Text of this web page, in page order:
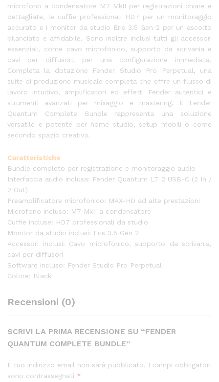
microfono a condensatore M7 MkII per registrazioni chiare e
dettagliate, le cuffie professionali HD7 per un monitoraggio
accurato e i monitor da studio Eris 3.5 Gen 2 per un ascolto
bilanciato e affidabile. Sono inoltre inclusi tutti gli accessori
essenziali, come cavo microfonico, supporto da scrivania e
cavi per diffusori, per una configurazione immediata.
Completa la dotazione Fender Studio Pro Perpetual, una
suite di produzione musicale completa che offre un flusso di
lavoro intuitivo, amplificatori ed effetti Fender autentici e
strumenti avanzati per mixaggio e mastering. Il Fender
Quantum Complete Bundle rappresenta una soluzione
versatile e potente per home studio, setup mobili o come
secondo spazio creativo.
Caratteristiche
Bundle completo per registrazione e monitoraggio audio
Interfaccia audio inclusa: Fender Quantum LT 2 USB-C (2 In /
2 Out)
Preamplificatore microfonico: MAX-HD ad alte prestazioni
Microfono incluso: M7 MkII a condensatore
Cuffie incluse: HD7 professionali da studio
Monitor da studio inclusi: Eris 3.5 Gen 2
Accessori inclusi: Cavo microfonico, supporto da scrivania,
cavi per diffusori
Software incluso: Fender Studio Pro Perpetual
Colore: Black
Recensioni (0)
SCRIVI LA PRIMA RECENSIONE SU “FENDER
QUANTUM COMPLETE BUNDLE”
Il tuo indirizzo email non sarà pubblicato. I campi obbligatori
sono contrassegnati *